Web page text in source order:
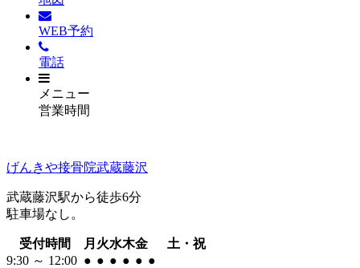
WEB予約
電話
メニュー
営業時間
げんきや接骨院武蔵藤沢
武蔵藤沢駅から徒歩6分
駐車場なし。
受付時間 月 火水木金
土・祝
9:30 ～ 12:00 ● ● ● ● ● ●